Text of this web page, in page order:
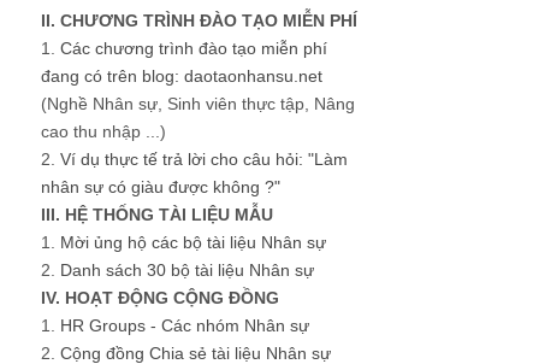
II. CHƯƠNG TRÌNH ĐÀO TẠO MIỄN PHÍ
1. Các chương trình đào tạo miễn phí
đang có trên blog: daotaonhansu.net
(Nghề Nhân sự, Sinh viên thực tập, Nâng
cao thu nhập ...)
2. Ví dụ thực tế trả lời cho câu hỏi: "Làm
nhân sự có giàu được không ?"
III. HỆ THỐNG TÀI LIỆU MẪU
1. Mời ủng hộ các bộ tài liệu Nhân sự
2. Danh sách 30 bộ tài liệu Nhân sự
IV. HOẠT ĐỘNG CỘNG ĐỒNG
1. HR Groups - Các nhóm Nhân sự
2. Cộng đồng Chia sẻ tài liệu Nhân sự